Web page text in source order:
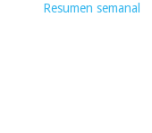
Resumen semanal